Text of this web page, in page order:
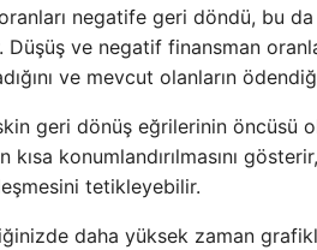
negatife geri döndü, bu
ve negatif finansman
ve mevcut olanların
geri dönüş eğrilerinin öncüsü
kısa konumlandırılmasını
tetikleyebilir.
daha yüksek zaman